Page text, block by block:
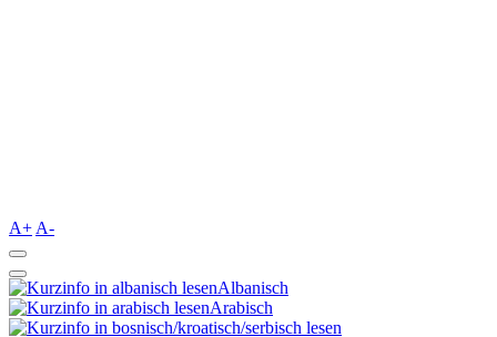
A+ A-
Albanisch
Arabisch